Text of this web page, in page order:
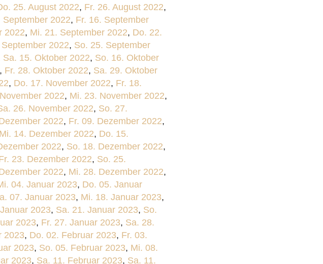
25. August 2022, Fr. 26. August 2022,
September 2022, Fr. 16. September
2022, Mi. 21. September 2022, Do. 22.
2022, So. 25. September
Sa. 15. Oktober 2022, So. 16. Oktober
, Fr. 28. Oktober 2022, Sa. 29. Oktober
, Do. 17. November 2022, Fr. 18.
2022, Mi. 23. November 2022,
26. November 2022, So. 27.
2022, Fr. 09. Dezember 2022,
Mi. 14. Dezember 2022, Do. 15.
2022, So. 18. Dezember 2022,
23. Dezember 2022, So. 25.
2022, Mi. 28. Dezember 2022,
04. Januar 2023, Do. 05. Januar
07. Januar 2023, Mi. 18. Januar 2023,
2023, Sa. 21. Januar 2023, So.
2023, Fr. 27. Januar 2023, Sa. 28.
2023, Do. 02. Februar 2023, Fr. 03.
2023, So. 05. Februar 2023, Mi. 08.
2023, Sa. 11. Februar 2023, Sa. 11.